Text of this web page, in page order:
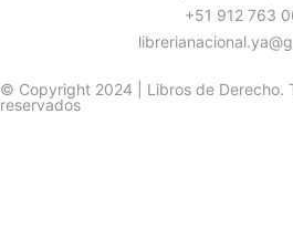
+51 912 763
© Copyright 2024 | Libros de Derecho.
reservados